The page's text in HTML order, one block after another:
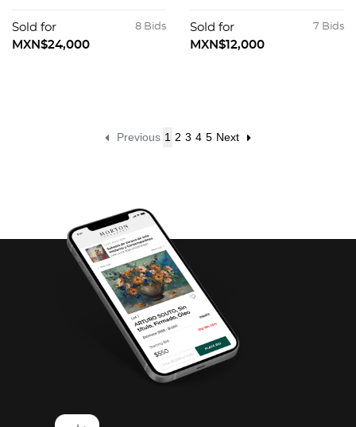
cm.
8 Bids
Sold for
MXN$24,000
7 Bids
Sold for
MXN$12,000
Previous 1 2 3 4 5 Next